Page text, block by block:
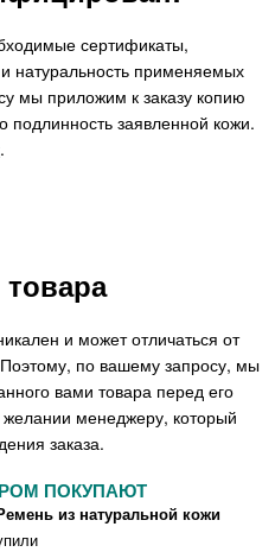
сертификаты,
натуральность применяемых
мы приложим к заказу копию
заявленной кожи.
.
и может отличаться от
по вашему запросу, мы
вами товара перед его
менеджеру, который
заказа.
ПОКУПАЮТ
из натуральной кожи